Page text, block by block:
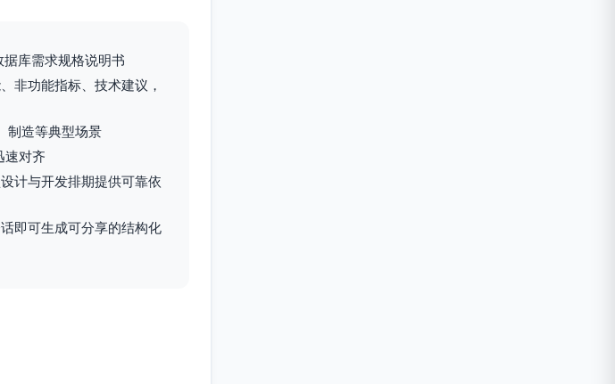
库需求规格说明书
非功能指标、技术建议，
制造等典型场景
速对齐
计与开发排期提供可靠依
即可生成可分享的结构化